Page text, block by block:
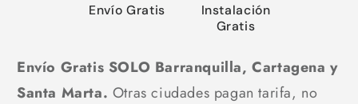
Envío Gratis
Instalación
Gratis
Envío Gratis SOLO Barranquilla, Cartagena y
Santa Marta. Otras ciudades pagan tarifa, no